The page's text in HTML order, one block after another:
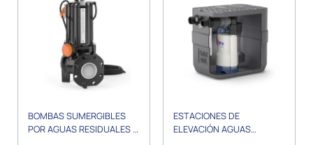
BOMBAS SUMERGIBLES
POR AGUAS RESIDUALES Y
ESTACIONES DE
ELEVACIÓN AGUAS